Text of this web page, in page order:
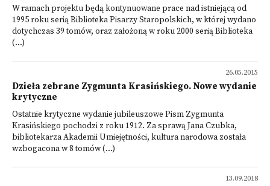
W ramach projektu będą kontynuowane prace nad istniejącą od
1995 roku serią Biblioteka Pisarzy Staropolskich, w której wydano
dotychczas 39 tomów, oraz założoną w roku 2000 serią Biblioteka
(...)
26.05.2015
Dzieła zebrane Zygmunta Krasińskiego. Nowe wydanie
krytyczne
Ostatnie krytyczne wydanie jubileuszowe Pism Zygmunta
Krasińskiego pochodzi z roku 1912. Za sprawą Jana Czubka,
bibliotekarza Akademii Umiejętności, kultura narodowa została
wzbogacona w 8 tomów (...)
13.09.2018